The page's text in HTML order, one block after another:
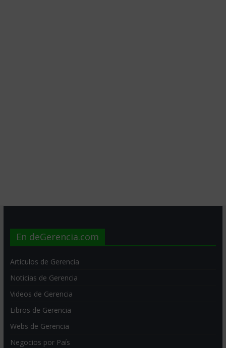
En deGerencia.com
Artículos de Gerencia
Noticias de Gerencia
Videos de Gerencia
Libros de Gerencia
Webs de Gerencia
Negocios por País